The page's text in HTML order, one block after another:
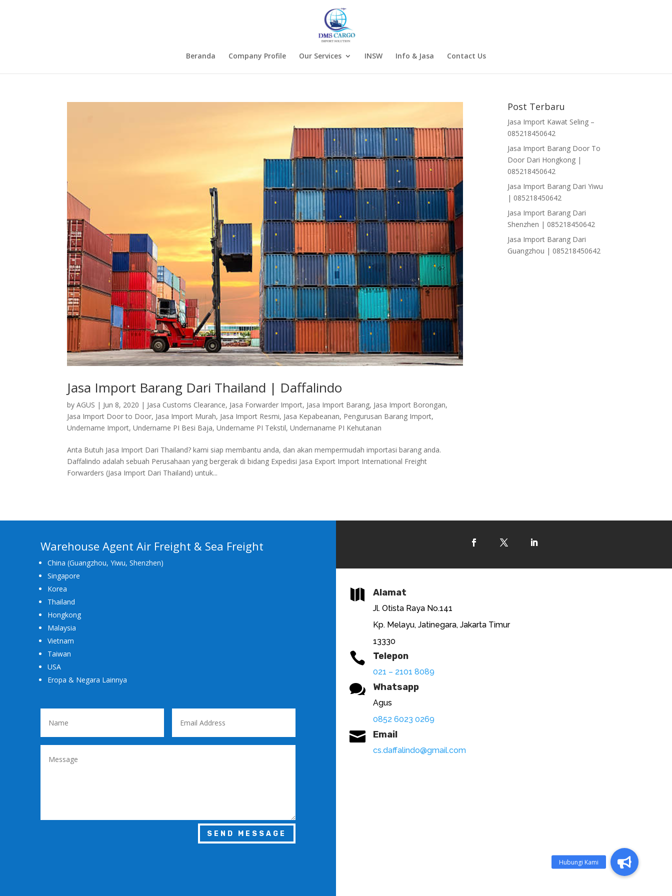
Beranda Company Profile Our Services INSW Info & Jasa Contact Us
Jasa Import Barang Dari Thailand | Daffalindo
byAGUS | Jun 8, 2020 | Jasa Customs Clearance, Jasa Forwarder Import, Jasa Import Barang, Jasa Import Borongan,
Jasa Import Door to Door, Jasa Import Murah, Jasa Import Resmi, Jasa Kepabeanan, Pengurusan Barang Import,
Undername Import,Undername PI Besi Baja,Undername PI Tekstil,Undernaname PI Kehutanan
Anta Butuh Jasa Import Dari Thailand? kami siap membantu anda, dan akan mempermudah importasi barang anda.
Daffalindo adalah sebuah Perusahaan yang bergerak di bidang Expedisi Jasa Export Import International Freight
Forwarders (Jasa Import Dari Thailand) untuk...
Post Terbaru
Jasa Import Kawat Seling –
085218450642
Jasa Import Barang Door To
Door Dari Hongkong |
085218450642
Jasa Import Barang Dari Yiwu
| 085218450642
Jasa Import Barang Dari
Shenzhen | 085218450642
Jasa Import Barang Dari
Guangzhou | 085218450642
Warehouse Agent Air Freight & Sea Freight
China (Guangzhou, Yiwu, Shenzhen)
Singapore
Korea
Thailand
Hongkong
Malaysia
Vietnam
Taiwan
USA
Eropa & Negara Lainnya
SEND MESSAGE
 Alamat
Jl. Otista Raya No.141
Kp. Melayu, Jatinegara, Jakarta Timur
13330
 Telepon
021 – 2101 8089
 Whatsapp
Agus
0852 6023 0269
 Email
cs.daffalindo@gmail.com